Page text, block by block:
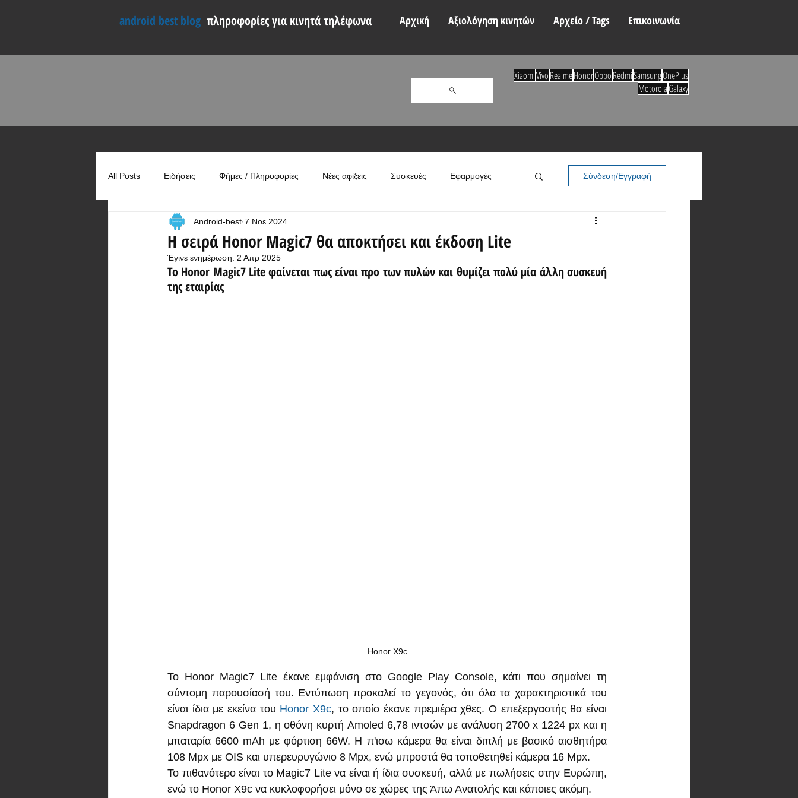
android best blog πληροφορίες για κινητά τηλέφωνα Αρχική Αξιολόγηση κινητών Αρχείο / Tags Επικοινωνία
All Posts Ειδήσεις Φήμες / Πληροφορίες Νέες αφίξεις Συσκευές Εφαρμογές
Συγκρίσεις Χρήσιμα
Σύνδεση/Εγγραφή
Η σειρά Honor Magic7 θα αποκτήσει και έκδοση Lite
Android-best 7 Νοε 2024
Έγινε ενημέρωση: 2 Απρ 2025
Το Honor Magic7 Lite φαίνεται πως είναι προ των πυλών και θυμίζει πολύ μία άλλη συσκευή
της εταιρίας
Honor X9c
Το Honor Magic7 Lite έκανε εμφάνιση στο Google Play Console, κάτι που σημαίνει τη
σύντομη παρουσίασή του. Εντύπωση προκαλεί το γεγονός, ότι όλα τα χαρακτηριστικά του
είναι ίδια με εκείνα του Honor X9c, το οποίο έκανε πρεμιέρα χθες. Ο επεξεργαστής θα είναι
Snapdragon 6 Gen 1, η οθόνη κυρτή Amoled 6,78 ιντσών με ανάλυση 2700 x 1224 px και η
μπαταρία 6600 mAh με φόρτιση 66W. Η π'ισω κάμερα θα είναι διπλή με βασικό αισθητήρα
108 Mpx με OIS και υπερευρυγώνιο 8 Mpx, ενώ μπροστά θα τοποθετηθεί κάμερα 16 Mpx.
Το πιθανότερο είναι το Magic7 Lite να είναι ή ίδια συσκευή, αλλά με πωλήσεις στην Ευρώπη,
ενώ το Honor X9c να κυκλοφορήσει μόνο σε χώρες της Άπω Ανατολής και κάποιες ακόμη.
XiaomiVivoRealmeHonorOppoRedmiSamsungOnePlus
MotorolaGalaxy